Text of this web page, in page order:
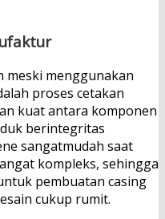
meski menggunakan
proses cetakan
kuat antara komponen
berintegritas
sangatmudah saat
kompleks, sehingga
pembuatan casing
cukup rumit.